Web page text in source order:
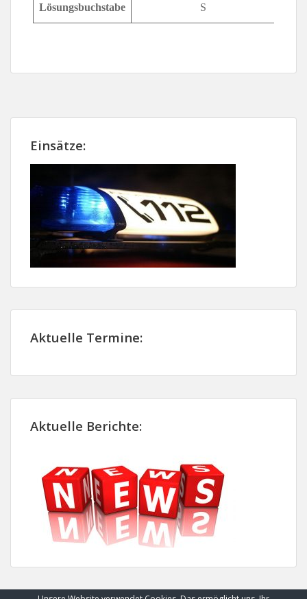
Lösungsbuchstabe S
Einsätze:
Aktuelle Termine:
Aktuelle Berichte: